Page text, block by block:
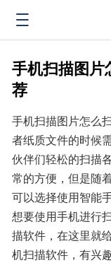
手机扫描图片
荐
手机扫描图片怎么
者纸质文件的时候
伙伴们轻松的扫描
常的方便，但是随
可以选择使用智能
想要使用手机进行
描软件，在这里就
机扫描软件，有兴